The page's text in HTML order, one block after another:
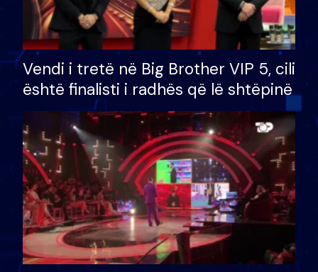
Vendi i tretë në Big Brother VIP 5, cili
është finalisti i radhës që lë shtëpinë